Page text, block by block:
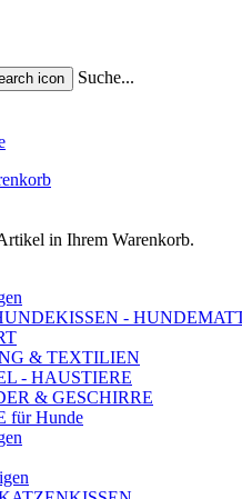
Suche...
in Ihrem Warenkorb.
-
& TEXTILIEN
- HAUSTIERE
& GESCHIRRE
für Hunde